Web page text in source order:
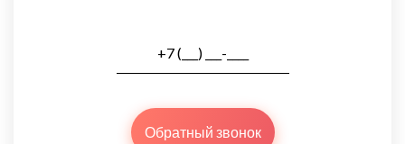
Обратный звонок